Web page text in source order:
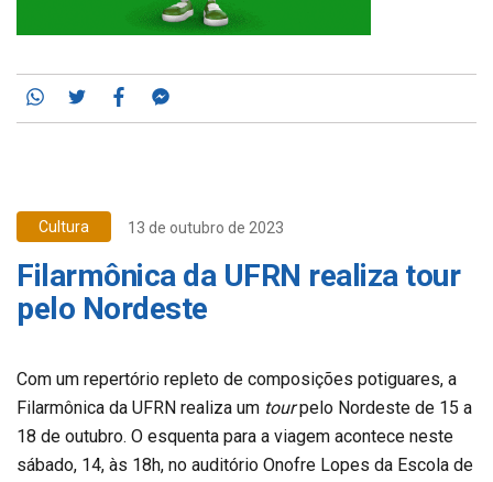
Whatsapp
TwitterFacebook
Cultura 13 de outubro de 2023
Filarmônica da UFRN realiza tour
pelo Nordeste
Com um repertório repleto de composições potiguares, a
Filarmônica da UFRN realiza um tourpelo Nordeste de 15 a
18 de outubro. O esquenta para a viagem acontece neste
sábado, 14, às 18h, no auditório Onofre Lopes da Escola de